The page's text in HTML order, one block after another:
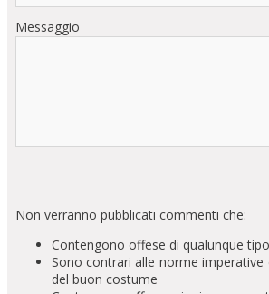
Messaggio
Non verranno pubblicati commenti che:
Contengono offese di qualunque tipo
Sono contrari alle norme imperative
del buon costume